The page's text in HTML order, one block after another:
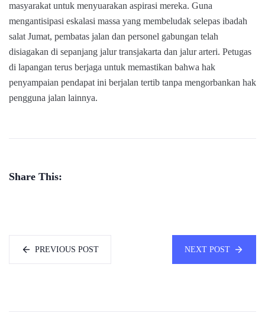
masyarakat untuk menyuarakan aspirasi mereka. Guna
mengantisipasi eskalasi massa yang membeludak selepas ibadah
salat Jumat, pembatas jalan dan personel gabungan telah
disiagakan di sepanjang jalur transjakarta dan jalur arteri. Petugas
di lapangan terus berjaga untuk memastikan bahwa hak
penyampaian pendapat ini berjalan tertib tanpa mengorbankan hak
pengguna jalan lainnya.
Share This:
PREVIOUS POST NEXT POST